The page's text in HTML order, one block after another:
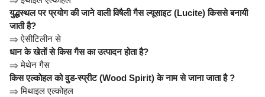
युद्धस्थल पर प्रयोग की जाने वाली विषैली गैस ल्यूसाइट (Lucite) किससे बनायी
जाती है?
⇒ ऐसीटिलीन से
धान के खेतों से किस गैस का उत्पादन होता है?
⇒मेथेन गैस
किस एल्कोहल को वुड-स्प्रीट (Wood Spirit) के नाम से जाना जाता है ?
⇒मिथाइल एल्कोहल